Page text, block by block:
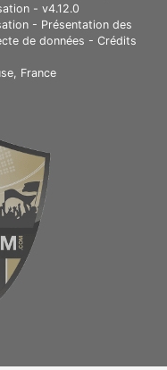
- v4.12.0
- Présentation des
de données - Crédits
France